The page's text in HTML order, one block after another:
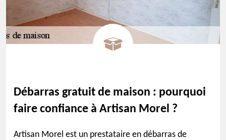
Débarras gratuit de maison : pourquoi
faire confiance à Artisan Morel ?
Artisan Morel est un prestataire en débarras de